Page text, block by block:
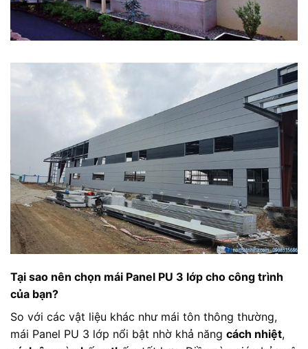
Tại sao nên chọn mái Panel PU 3 lớp cho công trình
của bạn?
So với các vật liệu khác như mái tôn thông thường,
mái Panel PU 3 lớp nổi bật nhờ khả năng cách nhiệt,